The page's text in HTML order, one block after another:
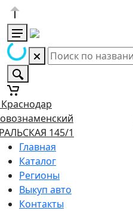
Краснодар
145/1
Главная
Каталог
Регионы
Выкуп авто
Контакты